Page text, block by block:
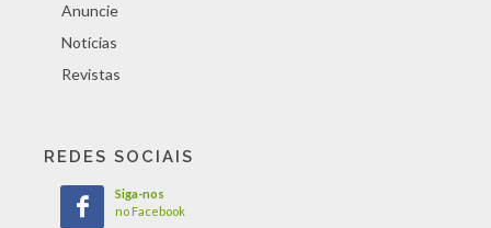
Anuncie
Notícias
Revistas
REDES SOCIAIS
Siga-nos
no Facebook